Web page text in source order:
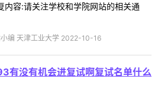
内容:请关注学校和学院网站的相关通
编 天津工业大学 2022-10-16
有没有机会进复试啊复试名单什么